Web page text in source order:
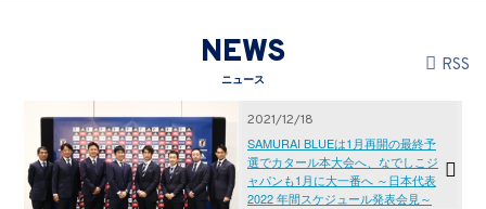
NEWS
ニュース
RSS
2021/12/18
SAMURAI BLUEは1月再開の最終予
選でカタール本大会へ、なでしこジ
ャパンも1月に大一番へ ～日本代表
2022 年間スケジュール発表会見～